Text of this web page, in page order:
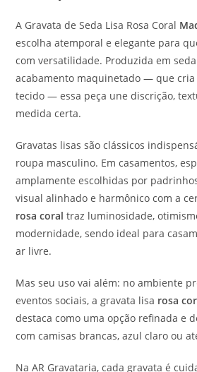
A Gravata de Seda Lisa Rosa Coral
escolha atemporal e elegante para
com versatilidade. Produzida em
acabamento maquinetado — que cria
tecido — essa peça une discrição,
medida certa.
Gravatas lisas são clássicos
roupa masculino. Em casamentos,
amplamente escolhidas por
visual alinhado e harmônico com a
rosa coral traz luminosidade,
modernidade, sendo ideal para
ar livre.
Mas seu uso vai além: no ambiente
eventos sociais, a gravata lisa rosa
destaca como uma opção refinada e
com camisas brancas, azul claro ou
Na AR Gravataria, cada gravata é